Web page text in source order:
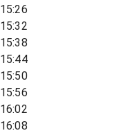
15:26
15:32
15:38
15:44
15:50
15:56
16:02
16:08